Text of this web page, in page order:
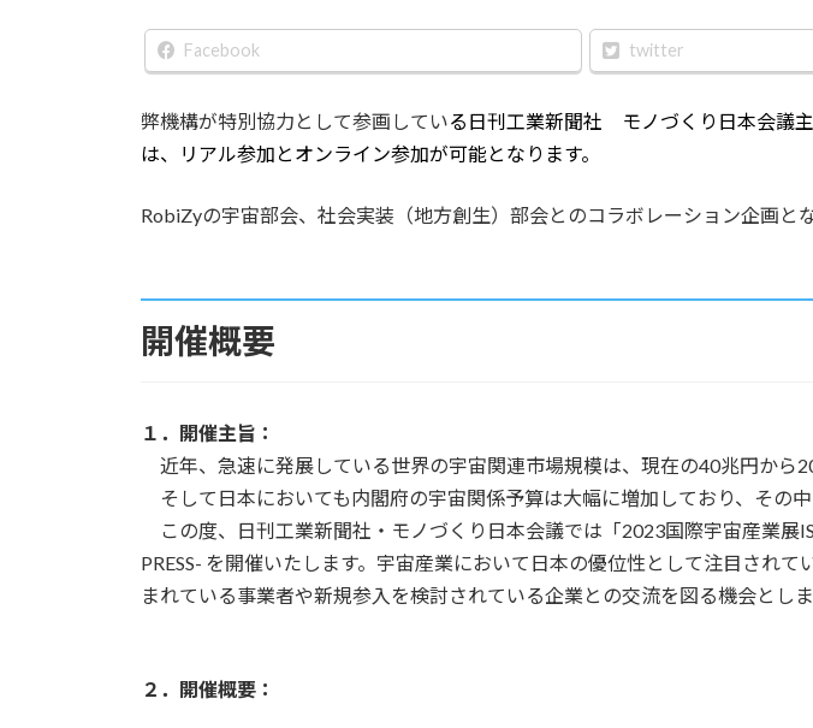
日
Facebook twitter
弊機構が特別協力として参画している日刊工業新聞社 モノづくり日本会議
は、リアル参加とオンライン参加が可能となります。
RobiZyの宇宙部会、社会実装（地方創生）部会とのコラボレーション企画と
開催概要
１．開催主旨：
近年、急速に発展している世界の宇宙関連市場規模は、現在の40兆円から
そして日本においても内閣府の宇宙関係予算は大幅に増加しており、その
この度、日刊工業新聞社・モノづくり日本会議では「2023国際宇宙産業
PRESS- を開催いたします。宇宙産業において日本の優位性として注目され
まれている事業者や新規参入を検討されている企業との交流を図る機会とし
２．開催概要：